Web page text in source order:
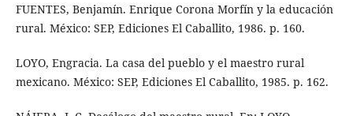
FUENTES, Benjamín. Enrique Corona Morfín y la educación
rural. México: SEP, Ediciones El Caballito, 1986. p. 160.
LOYO, Engracia. La casa del pueblo y el maestro rural
mexicano. México: SEP, Ediciones El Caballito, 1985. p. 162.